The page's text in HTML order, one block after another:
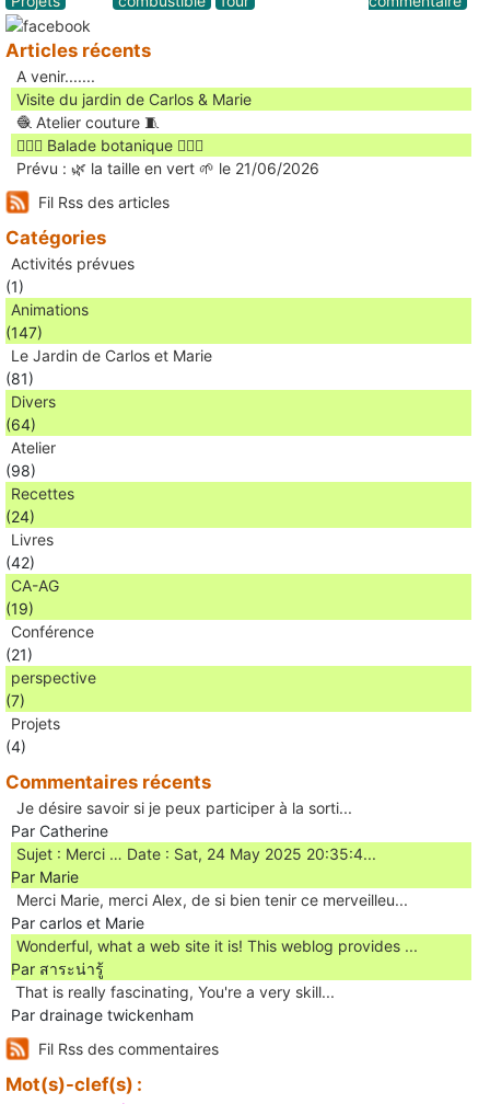
Articles récents
A venir.......
Visite du jardin de Carlos & Marie
🧶 Atelier couture 🧵
🚶🏻‍♀️ Balade botanique 🚶🏻‍♂️
Prévu : 🌿 la taille en vert 🌱 le 21/06/2026
Fil Rss des articles
Catégories
Activités prévues
(1)
Animations
(147)
Le Jardin de Carlos et Marie
(81)
Divers
(64)
Atelier
(98)
Recettes
(24)
Livres
(42)
CA-AG
(19)
Conférence
(21)
perspective
(7)
Projets
(4)
Commentaires récents
Je désire savoir si je peux participer à la sorti...
Par Catherine
Sujet : Merci … Date : Sat, 24 May 2025 20:35:4...
Par Marie
Merci Marie, merci Alex, de si bien tenir ce merveilleu...
Par carlos et Marie
Wonderful, what a web site it is! This weblog provides ...
Par สาระน่ารู้
Ꭲhat is really fascinating, You'rе a very skill...
Par drainage twickenham
Fil Rss des commentaires
Mot(s)-clef(s) :